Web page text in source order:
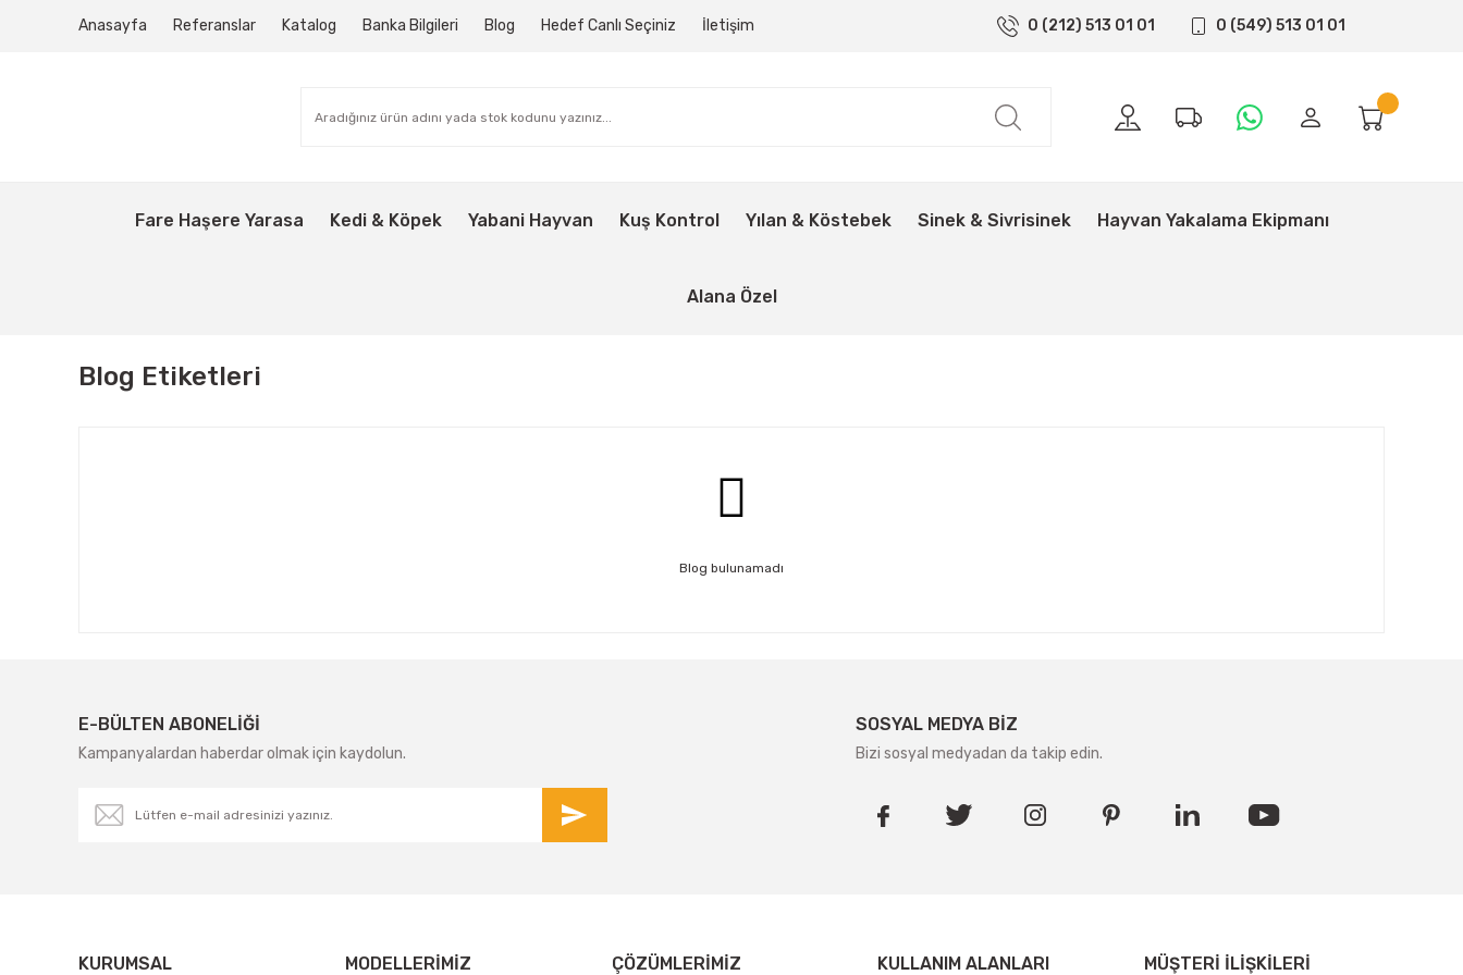
Anasayfa Referanslar Katalog Banka Bilgileri Blog Hedef Canlı Seçiniz İletişim 0 (212) 513 01 01 0 (549) 513 01 01
Fare Haşere Yarasa Kedi & Köpek Yabani Hayvan Kuş Kontrol Yılan & Köstebek Sinek & Sivrisinek Hayvan Yakalama Ekipmanı
Alana Özel
Blog Etiketleri
Blog bulunamadı
E-BÜLTEN ABONELİĞİ
Kampanyalardan haberdar olmak için kaydolun.
SOSYAL MEDYA BİZ
Bizi sosyal medyadan da takip edin.
KURUMSAL MODELLERIMIZ ÇÖZÜMLERIMIZ KULLANIM ALANLARI MÜŞTERI İLIŞKILERI